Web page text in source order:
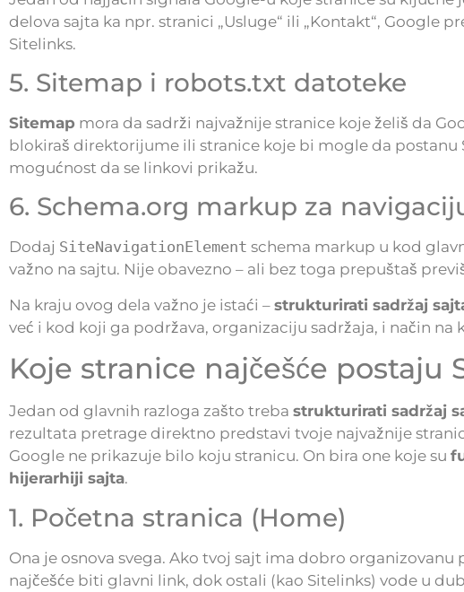
delova sajta ka npr. stranici „Usluge“ ili „Kontakt“, Google
Sitelinks.
5. Sitemap i robots.txt datoteke
Sitemap mora da sadrži najvažnije stranice koje želiš da
blokiraš direktorijume ili stranice koje bi mogle da
mogućnost da se linkovi prikažu.
6. Schema.org markup za
Dodaj SiteNavigationElement schema markup u kod
važno na sajtu. Nije obavezno – ali bez toga prepuštaš
Na kraju ovog dela važno je istaći – strukturirati sadržaj
već i kod koji ga podržava, organizaciju sadržaja, i način na
Koje stranice najčešće
Jedan od glavnih razloga zašto treba strukturirati sadržaj
rezultata pretrage direktno predstavi tvoje najvažnije
Google ne prikazuje bilo koju stranicu. On bira one koje su
hijerarhiji sajta.
1. Početna stranica (Home)
Ona je osnova svega. Ako tvoj sajt ima dobro
najčešće biti glavni link, dok ostali (kao Sitelinks) vode u